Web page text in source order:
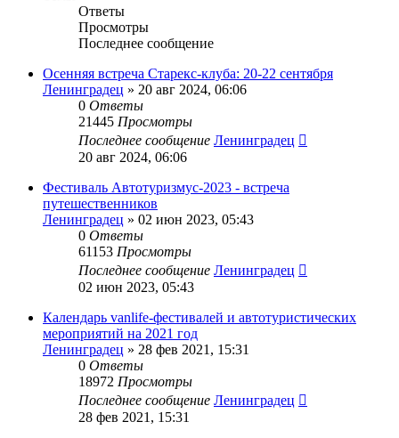
Ответы
Просмотры
Последнее сообщение
Осенняя встреча Старекс-клуба: 20-22 сентября
Ленинградец » 20 авг 2024, 06:06
0 Ответы
21445 Просмотры
Последнее сообщение Ленинградец
20 авг 2024, 06:06
Фестиваль Автотуризмус-2023 - встреча
путешественников
Ленинградец » 02 июн 2023, 05:43
0 Ответы
61153 Просмотры
Последнее сообщение Ленинградец
02 июн 2023, 05:43
Календарь vanlife-фестивалей и автотуристических
мероприятий на 2021 год
Ленинградец » 28 фев 2021, 15:31
0 Ответы
18972 Просмотры
Последнее сообщение Ленинградец
28 фев 2021, 15:31